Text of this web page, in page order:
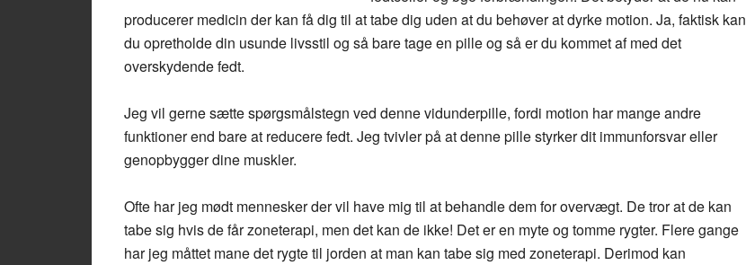
producerer medicin der kan få dig til at tabe dig uden at du behøver at dyrke motion. Ja, faktisk kan
du opretholde din usunde livsstil og så bare tage en pille og så er du kommet af med det
overskydende fedt.
Jeg vil gerne sætte spørgsmålstegn ved denne vidunderpille, fordi motion har mange andre
funktioner end bare at reducere fedt. Jeg tvivler på at denne pille styrker dit immunforsvar eller
genopbygger dine muskler.
Ofte har jeg mødt mennesker der vil have mig til at behandle dem for overvægt. De tror at de kan
tabe sig hvis de får zoneterapi, men det kan de ikke! Det er en myte og tomme rygter. Flere gange
har jeg måttet mane det rygte til jorden at man kan tabe sig med zoneterapi. Derimod kan